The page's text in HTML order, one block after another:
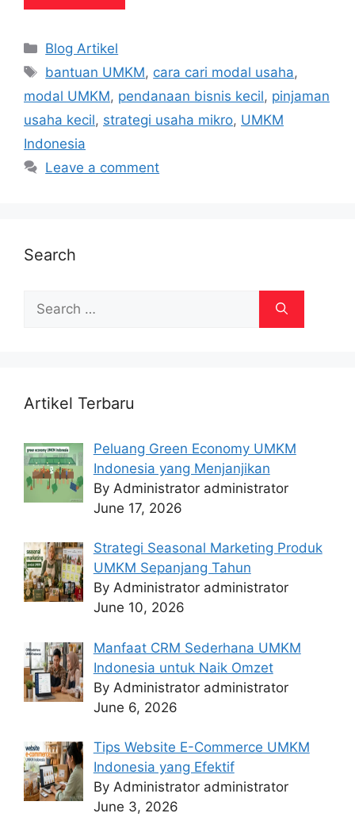
Categories
Blog Artikel
Tags
bantuan UMKM, cara cari modal usaha,
modal UMKM, pendanaan bisnis kecil, pinjaman
usaha kecil, strategi usaha mikro, UMKM
Indonesia
Leave a comment
Search
for:
Artikel Terbaru
Peluang Green Economy UMKM
Indonesia yang Menjanjikan
By Administrator administrator
June 17, 2026
Strategi Seasonal Marketing Produk
UMKM Sepanjang Tahun
By Administrator administrator
June 10, 2026
Manfaat CRM Sederhana UMKM
Indonesia untuk Naik Omzet
By Administrator administrator
June 6, 2026
Tips Website E-Commerce UMKM
Indonesia yang Efektif
By Administrator administrator
June 3, 2026